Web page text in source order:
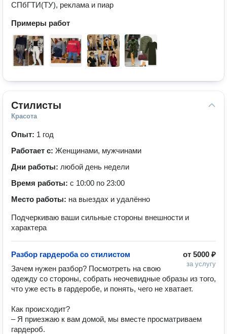
СПбГТИ(ТУ), реклама и пиар
Примеры работ
Стилисты
Красота
Опыт: 1 год
Работает с: Женщинами, мужчинами
Дни работы: любой день недели
Время работы: с 10:00 по 23:00
Место работы: на выездах и удалённо
Подчеркиваю ваши сильные стороны внешности и
характера
от 5000 ₽
за услугу
Разбор гардероба со стилистом
Зачем нужен разбор? Посмотреть на свою
одежду со стороны, собрать неочевидные образы из того,
что уже есть в гардеробе, и понять, чего не хватает.
Как происходит?
– Я приезжаю к вам домой, мы вместе просматриваем
гардероб.